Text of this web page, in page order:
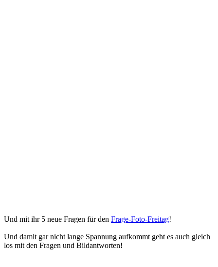
Und mit ihr 5 neue Fragen für den Frage-Foto-Freitag!
Und damit gar nicht lange Spannung aufkommt geht es auch gleich
los mit den Fragen und Bildantworten!